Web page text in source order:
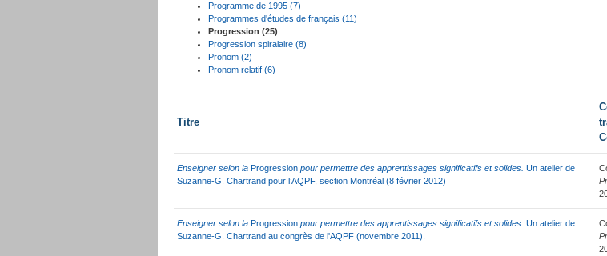
Programme de 1995 (7)
Programmes d'études de français (11)
Progression (25)
Progression spiralaire (8)
Pronom (2)
Pronom relatif (6)
Titre
Enseigner selon la Progression pour permettre des apprentissages significatifs et solides. Un atelier de
Suzanne-G. Chartrand pour l’AQPF, section Montréal (8 février 2012)
Enseigner selon la Progression pour permettre des apprentissages significatifs et solides. Un atelier de
Suzanne-G. Chartrand au congrès de l'AQPF (novembre 2011).